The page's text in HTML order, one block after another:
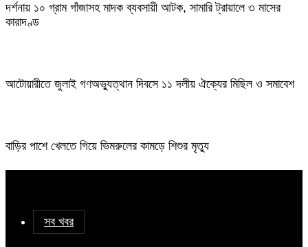
দর্শনায় ১০ গ্রাম গাঁজাসহ মাদক ব্যবসায়ী আটক, সামারি ট্রায়ালে ৩ মাসের
কারাদণ্ড
আটোয়ারীতে জুলাই গণঅভ্যুত্থান দিবসে ১১ দলীয় ঐক্যের মিছিল ও সমাবেশ
বাড়ির পাশে খেলতে গিয়ে ভিমরুলের কামড়ে শিশুর মৃত্যু
সব খবর